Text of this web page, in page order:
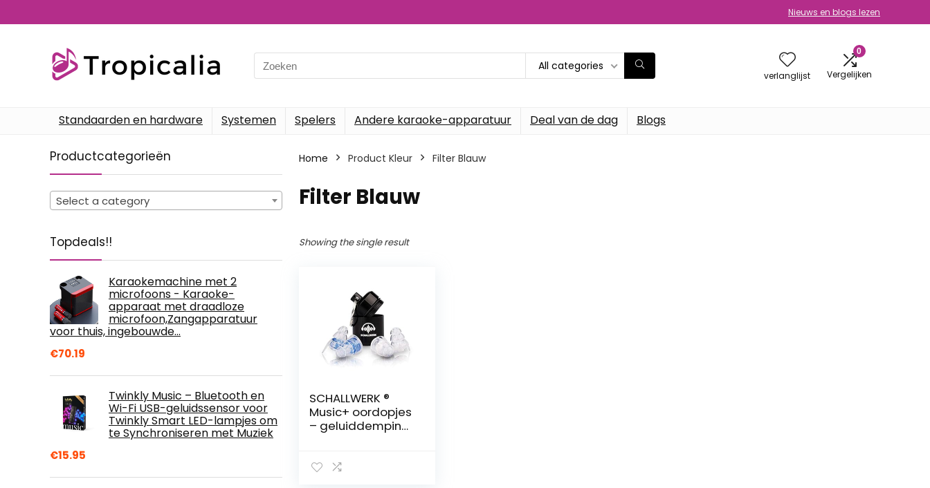
Nieuws en blogs lezen
Search
for:
All categories
verlanglijst
0
Vergelijken
Standaarden en hardware Systemen Spelers Andere karaoke-apparatuur Deal van de dag Blogs
Productcategorieën
Select a category
Topdeals!!
Karaokemachine met 2
microfoons - Karaoke-
apparaat met draadloze
microfoon,Zangapparatuur
voor thuis, ingebouwde…
€70.19
Twinkly Music – Bluetooth en
Wi-Fi USB-geluidssensor voor
Twinkly Smart LED-lampjes om
te Synchroniseren met Muziek
€15.95
Home Product Kleur ‎Filter Blauw
‎Filter Blauw
Showing the single result
SCHALLWERK ®
Music+ oordopjes
– geluiddemping
ideaal voor